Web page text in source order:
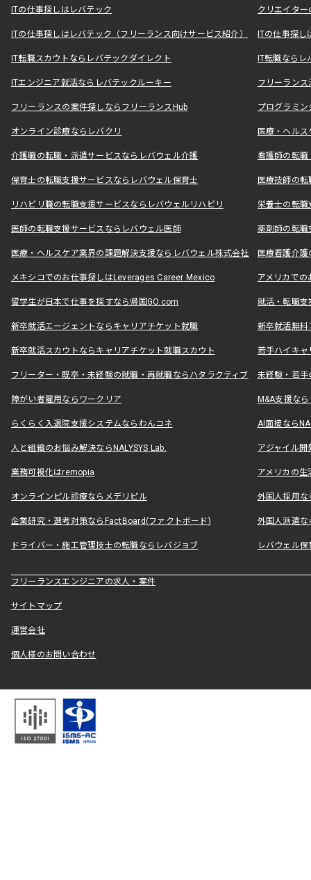
ITの仕事探しはレバテック クリエイタ
ITの仕事探しはレバテック（フリーランス向けサービス紹介） ITの仕事探
IT転職スカウトならレバテックダイレクト IT転職なら
ITエンジニア就活ならレバテックルーキー フリーラン
フリーランスの案件探しならフリーランスHub プログラミ
オンライン診療ならレバクリ 医療・ヘル
介護職の転職・派遣サービスならレバウェル介護 看護師の転
保育士の転職支援サービスならレバウェル保育士 医療技師の
リハビリ職の転職支援サービスならレバウェルリハビリ 栄養士の転
医師の転職支援サービスならレバウェル医師 薬剤師の転
医療・ヘルスケア業界の課題解決支援ならレバウェル株式会社 医療看護介
メキシコでのお仕事探しはLeverages Career Mexico アメリカで
留学生が日本で仕事を探すなら帰国GO.com 就活・転職
新卒就活エージェントならキャリアチケット就職 新卒就活無料
新卒就活スカウトならキャリアチケット就職スカウト 若手ハイキ
フリーター・既卒・未経験の就職・再就職ならハタラクティブ 未経験・若手
障がい者雇用ならワークリア M&A支援な
らくらく入退院支援システムならわんコネ AI面接なら
人と組織のお悩み解決ならNALYSYS Lab. アジャイル
業務可視化はremopia アメリカの
オンラインピル診療ならメデリピル 外国人採用
企業研究・選考対策ならFactBoard(ファクトボード) 外国人派遣な
ドライバー・施工管理技士の転職ならレバジョブ レバウェル
フリーランスエンジニアの求人・案件
サイトマップ
運営会社
個人様のお問い合わせ